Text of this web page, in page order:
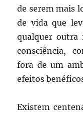
de serem mais
de vida que
qualquer outra
consciência,
fora de um
efeitos
Existem